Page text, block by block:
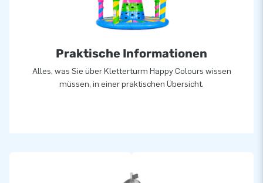
Praktische Informationen
Alles, was Sie über Kletterturm Happy Colours wissen
müssen, in einer praktischen Übersicht.